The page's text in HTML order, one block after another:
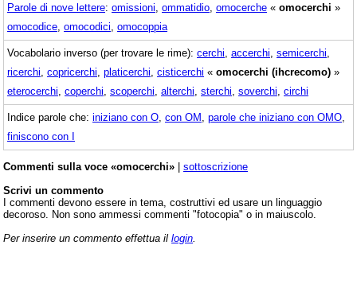
Parole di nove lettere: omissioni ommatidio omocerche « omocerchi »
omocodice omocodici omocoppia
Vocabolario inverso (per trovare le rime): cerchi accerchi semicerchi
ricerchi copricerchi platicerchi cisticerchi « omocerchi (ihcrecomo) »
eterocerchi coperchi scoperchi alterchi sterchi soverchi circhi
Indice parole che: iniziano con O con OM parole che iniziano con OMO
finiscono con I
Commenti sulla voce «omocerchi» | sottoscrizione
Scrivi un commento
I commenti devono essere in tema, costruttivi ed usare un linguaggio
decoroso. Non sono ammessi commenti "fotocopia" o in maiuscolo.
Per inserire un commento effettua il login